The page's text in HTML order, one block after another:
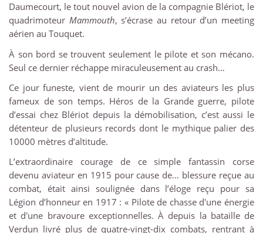
Daumecourt, le tout nouvel avion de la compagnie Blériot, le
quadrimoteur Mammouth, s’écrase au retour d’un meeting
aérien au Touquet.
À son bord se trouvent seulement le pilote et son mécano.
Seul ce dernier réchappe miraculeusement au crash…
Ce jour funeste, vient de mourir un des aviateurs les plus
fameux de son temps. Héros de la Grande guerre, pilote
d’essai chez Blériot depuis la démobilisation, c’est aussi le
détenteur de plusieurs records dont le mythique palier des
10000 mètres d’altitude.
L’extraordinaire courage de ce simple fantassin corse
devenu aviateur en 1915 pour cause de… blessure reçue au
combat, était ainsi soulignée dans l’éloge reçu pour sa
Légion d’honneur en 1917 : « Pilote de chasse d'une énergie
et d'une bravoure exceptionnelles. À depuis la bataille de
Verdun livré plus de quatre-vingt-dix combats, rentrant à